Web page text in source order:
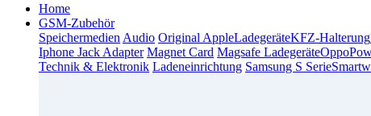
Home
GSM-Zubehör
Speichermedien Audio Original AppleLadegeräteKFZ-Halterung
Iphone Jack Adapter Magnet Card Magsafe LadegeräteOppo
Technik & Elektronik Ladeneinrichtung Samsung S Serie